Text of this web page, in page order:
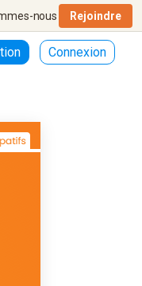
nous Rejoindre
Connexion